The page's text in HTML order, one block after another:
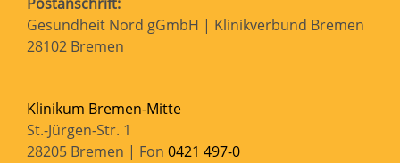
Gesundheit Nord gGmbH | Klinikverbund Bremen
28102 Bremen
Klinikum Bremen-Mitte
St.-Jürgen-Str. 1
28205 Bremen | Fon 0421 497-0